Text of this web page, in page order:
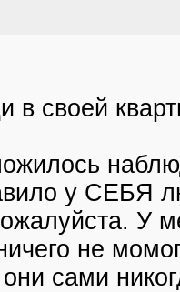
в своей
у СЕБЯ
У
не
сами